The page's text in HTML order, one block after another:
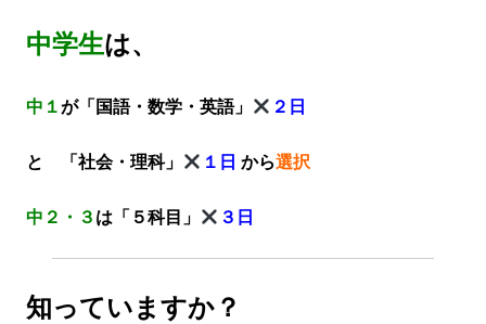
中学生は、
中１が「国語・数学・英語」 ２日
と 「社会・理科」 １日から選択
中２・３ は「５科目」 ３日
知っていますか？